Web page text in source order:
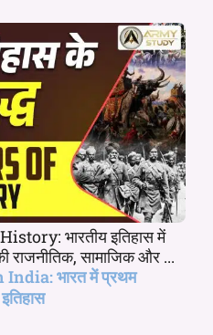
भारतीय इतिहास में
राजनीतिक, सामाजिक और ...
भारत में प्रथम